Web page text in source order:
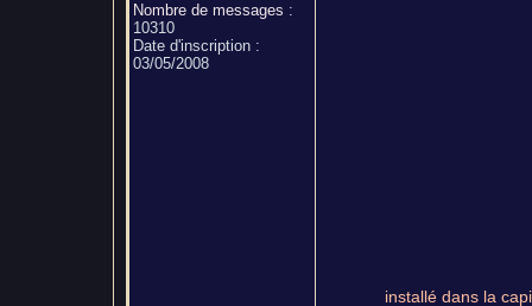
Nombre de messages :
10310
Date d'inscription :
03/05/2008
installé dans la